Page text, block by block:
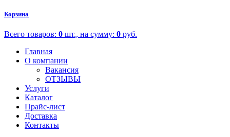
Корзина
Всего товаров: 0 шт., на сумму: 0 руб.
Главная
О компании
Вакансия
ОТЗЫВЫ
Услуги
Каталог
Прайс-лист
Доставка
Контакты